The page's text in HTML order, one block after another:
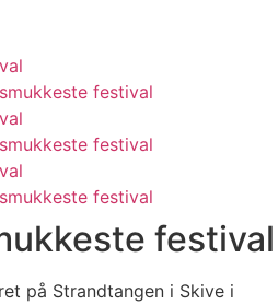
festival
festival
festival
festival
på Strandtangen i Skive i